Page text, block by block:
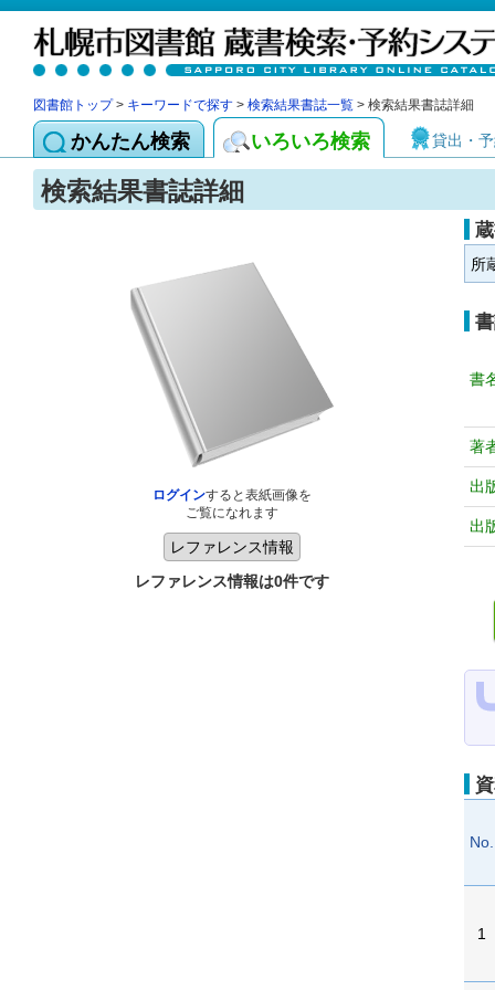
図書館トップ> キーワードで探す > 検索結果書誌一覧 > 検索結果書誌詳細
かんたん検索 いろいろ検索 貸出・
検索結果書誌詳細
ログインすると表紙画像を
ご覧になれます
レファレンス情報は0件です
所
書
著
出
出
No.
1